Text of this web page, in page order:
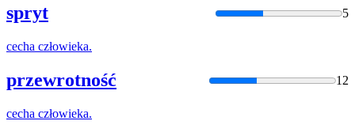
spryt 5
cecha człowieka.
przewrotność 12
cecha człowieka.